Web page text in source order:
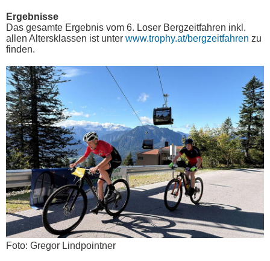
Ergebnisse
Das gesamte Ergebnis vom 6. Loser Bergzeitfahren inkl.
allen Altersklassen ist unter www.trophy.at/bergzeitfahren zu
finden.
Foto: Gregor Lindpointner